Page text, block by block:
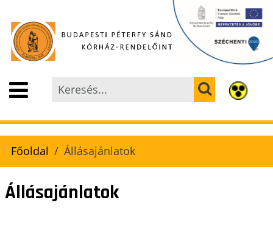
Főoldal Állásajánlatok
Állásajánlatok